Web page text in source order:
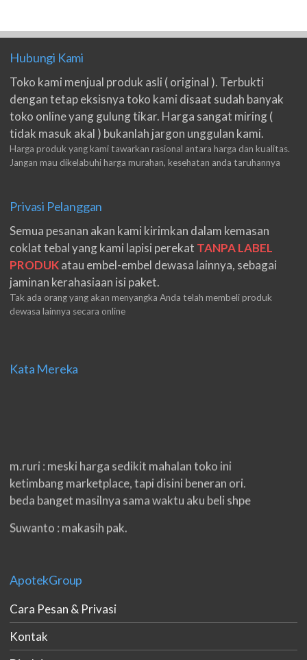
Hubungi Kami
Toko kami menjual produk asli ( original ). Terbukti
dengan tetap eksisnya toko kami disaat sudah banyak
toko online yang gulung tikar. Harga sangat miring (
tidak masuk akal ) bukanlah jargon unggulan kami.
Harga produk yang kami tawarkan rasional antara harga dan kualitas.
Jangan mau dikelabuhi harga murahan, kesehatan anda taruhannya
Privasi Pelanggan
Semua pesanan akan kami kirimkan dalam kemasan
coklat tebal yang kami lapisi perekat TANPA LABEL
PRODUKatau embel-embel dewasa lainnya, sebagai
jaminan kerahasiaan isi paket.
Tak ada orang yang akan menyangka Anda telah membeli produk
dewasa lainnya secara online
Kata Mereka
m.ruri : meski harga sedikit mahalan toko ini
ketimbang marketplace, tapi disini beneran ori.
beda banget masilnya sama waktu aku beli shpe
Suwanto : makasih pak.
produknya. tetep jaga kualitas ya gan.
eko padang : ko brang udh sampek, kan bru 2 hri
gan. cpet bgt
ApotekGroup
Cara Pesan & Privasi
Kontak